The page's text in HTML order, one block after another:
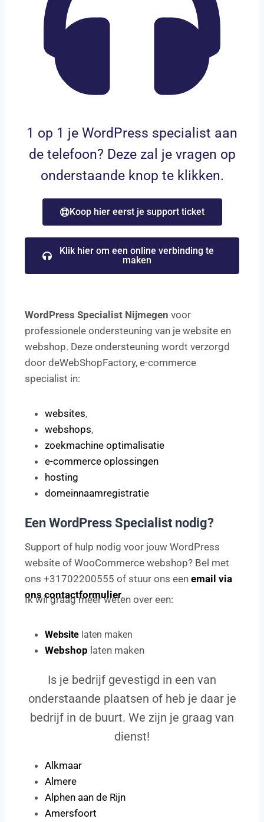
1 op 1 je WordPress specialist aan
de telefoon? Deze zal je vragen op
onderstaande knop te klikken.
Koop hier eerst je support ticket
Klik hier om een online verbinding te
maken
WordPress Specialist Nijmegen voor
professionele ondersteuning van je website en
webshop. Deze ondersteuning wordt verzorgd
door deWebShopFactory, e-commerce
specialist in:
websites,
webshops,
zoekmachine optimalisatie
e-commerce oplossingen
hosting
domeinnaamregistratie
Een WordPress Specialist nodig?
Support of hulp nodig voor jouw WordPress
website of WooCommerce webshop? Bel met
ons +31702200555 of stuur ons een email via
ons contactformulier.
Ik wil graag meer weten over een:
Website laten maken
Webshop laten maken
Is je bedrijf gevestigd in een van
onderstaande plaatsen of heb je daar je
bedrijf in de buurt. We zijn je graag van
dienst!
Alkmaar
Almere
Alphen aan de Rijn
Amersfoort